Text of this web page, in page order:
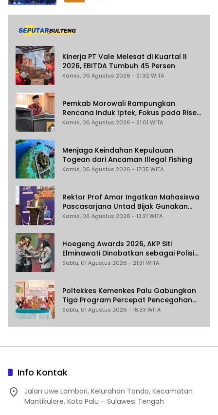
Kinerja PT Vale Melesat di Kuartal II
2026, EBITDA Tumbuh 45 Persen
Kamis, 06 Agustus 2026 - 21:32 WITA
Pemkab Morowali Rampungkan
Rencana Induk Iptek, Fokus pada Riset
dan Inovasi Daerah
Kamis, 06 Agustus 2026 - 21:01 WITA
Menjaga Keindahan Kepulauan
Togean dari Ancaman Illegal Fishing
Kamis, 06 Agustus 2026 - 17:35 WITA
Rektor Prof Amar Ingatkan Mahasiswa
Pascasarjana Untad Bijak Gunakan
Akal Imitasi
Kamis, 06 Agustus 2026 - 13:21 WITA
Hoegeng Awards 2026, AKP Siti
Elminawati Dinobatkan sebagai Polisi
Pelindung Perempuan dan Anak
Sabtu, 01 Agustus 2026 - 21:31 WITA
Poltekkes Kemenkes Palu Gabungkan
Tiga Program Percepat Pencegahan
Stunting di Donggala
Sabtu, 01 Agustus 2026 - 18:33 WITA
Info Kontak
Jalan Uwe Lambori, Kelurahan Tondo, Kecamatan
Mantikulore, Kota Palu – Sulawesi Tengah